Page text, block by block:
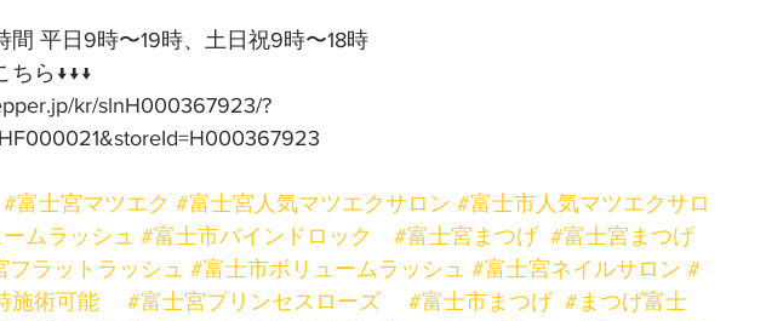
間 平日9時〜19時、土日祝9時〜18時
ちら↓↓↓
kr/slnH000367923/?
#富士宮マツエク #富士宮人気マツエクサロン #富士市人気マツエクサロ
ムラッシュ #富士市バインドロック #富士宮まつげ #富士宮まつげ
フラットラッシュ #富士市ボリュームラッシュ #富士宮ネイルサロン #
施術可能
#富士宮プリンセスローズ #富士市まつげ #まつげ富士